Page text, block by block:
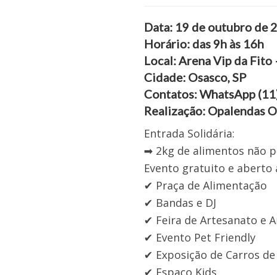
Data: 19 de outubro de
Horário: das 9h às 16h
Local: Arena Vip da
Cidade: Osasco, SP
Contatos: WhatsApp
Realização: Opalendas
Entrada Solidária:
➡ 2kg de alimentos não
Evento gratuito e aberto
✔ Praça de Alimentação
✔ Bandas e DJ
✔ Feira de Artesanato e
✔ Evento Pet Friendly
✔ Exposição de Carros
✔ Espaço Kids